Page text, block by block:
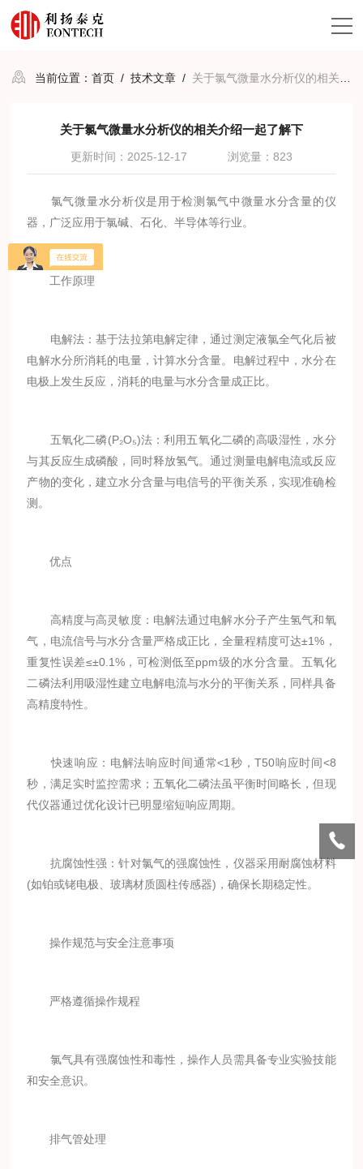
当前位置：首页 /技术文章 / 关于氯气微量水分析仪的相关介绍一起了解下
关于氯气微量水分析仪的相关介绍一起了解下
更新时间：2025-12-17 浏览量：823
氯气微量水分析仪是用于检测氯气中微量水分含量的仪
器，广泛应用于氯碱、石化、半导体等行业。
工作原理
电解法：基于法拉第电解定律，通过测定液氯全气化后被
电解水分所消耗的电量，计算水分含量。电解过程中，水分在
电极上发生反应，消耗的电量与水分含量成正比。
五氧化二磷(P₂O₅)法：利用五氧化二磷的高吸湿性，水分
与其反应生成磷酸，同时释放氢气。通过测量电解电流或反应
产物的变化，建立水分含量与电信号的平衡关系，实现准确检
测。
优点
高精度与高灵敏度：电解法通过电解水分子产生氢气和氧
气，电流信号与水分含量严格成正比，全量程精度可达±1%，
重复性误差≤±0.1%，可检测低至ppm级的水分含量。五氧化
二磷法利用吸湿性建立电解电流与水分的平衡关系，同样具备
高精度特性。
快速响应：电解法响应时间通常<1秒，T50响应时间<8
秒，满足实时监控需求；五氧化二磷法虽平衡时间略长，但现
代仪器通过优化设计已明显缩短响应周期。
抗腐蚀性强：针对氯气的强腐蚀性，仪器采用耐腐蚀材料
(如铂或铑电极、玻璃材质圆柱传感器)，确保长期稳定性。
操作规范与安全注意事项
严格遵循操作规程
氯气具有强腐蚀性和毒性，操作人员需具备专业实验技能
和安全意识。
排气管处理